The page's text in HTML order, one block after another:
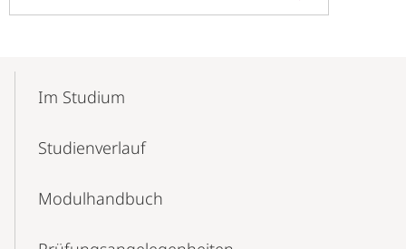
NavigationIm Studium
Studienverlauf
Modulhandbuch